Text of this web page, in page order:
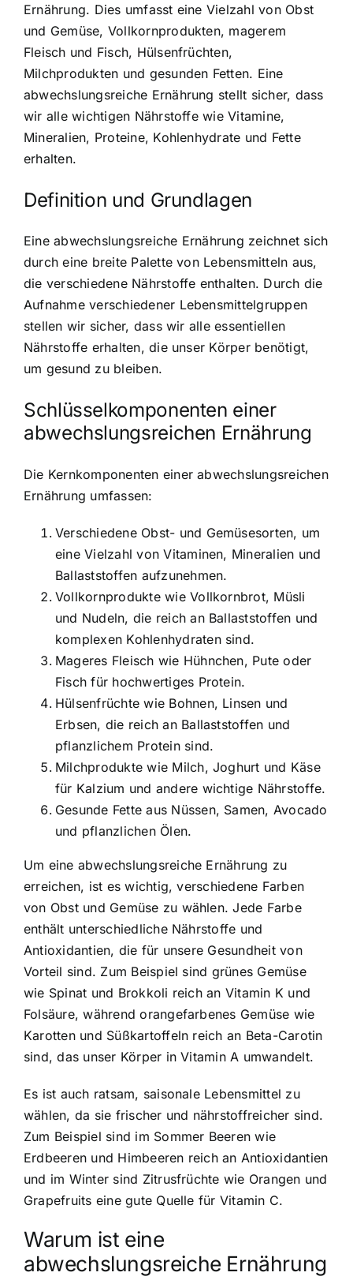
Ernährung. Dies umfasst eine Vielzahl von Obst
und Gemüse, Vollkornprodukten, magerem
Fleisch und Fisch, Hülsenfrüchten,
Milchprodukten und gesunden Fetten. Eine
abwechslungsreiche Ernährung stellt sicher, dass
wir alle wichtigen Nährstoffe wie Vitamine,
Mineralien, Proteine, Kohlenhydrate und Fette
erhalten.
Definition und Grundlagen
Eine abwechslungsreiche Ernährung zeichnet sich
durch eine breite Palette von Lebensmitteln aus,
die verschiedene Nährstoffe enthalten. Durch die
Aufnahme verschiedener Lebensmittelgruppen
stellen wir sicher, dass wir alle essentiellen
Nährstoffe erhalten, die unser Körper benötigt,
um gesund zu bleiben.
Schlüsselkomponenten einer
abwechslungsreichen Ernährung
Die Kernkomponenten einer abwechslungsreichen
Ernährung umfassen:
Verschiedene Obst- und Gemüsesorten, um
eine Vielzahl von Vitaminen, Mineralien und
Ballaststoffen aufzunehmen.
Vollkornprodukte wie Vollkornbrot, Müsli
und Nudeln, die reich an Ballaststoffen und
komplexen Kohlenhydraten sind.
Mageres Fleisch wie Hühnchen, Pute oder
Fisch für hochwertiges Protein.
Hülsenfrüchte wie Bohnen, Linsen und
Erbsen, die reich an Ballaststoffen und
pflanzlichem Protein sind.
Milchprodukte wie Milch, Joghurt und Käse
für Kalzium und andere wichtige Nährstoffe.
Gesunde Fette aus Nüssen, Samen, Avocado
und pflanzlichen Ölen.
Um eine abwechslungsreiche Ernährung zu
erreichen, ist es wichtig, verschiedene Farben
von Obst und Gemüse zu wählen. Jede Farbe
enthält unterschiedliche Nährstoffe und
Antioxidantien, die für unsere Gesundheit von
Vorteil sind. Zum Beispiel sind grünes Gemüse
wie Spinat und Brokkoli reich an Vitamin K und
Folsäure, während orangefarbenes Gemüse wie
Karotten und Süßkartoffeln reich an Beta-Carotin
sind, das unser Körper in Vitamin A umwandelt.
Es ist auch ratsam, saisonale Lebensmittel zu
wählen, da sie frischer und nährstoffreicher sind.
Zum Beispiel sind im Sommer Beeren wie
Erdbeeren und Himbeeren reich an Antioxidantien
und im Winter sind Zitrusfrüchte wie Orangen und
Grapefruits eine gute Quelle für Vitamin C.
Warum ist eine
abwechslungsreiche Ernährung